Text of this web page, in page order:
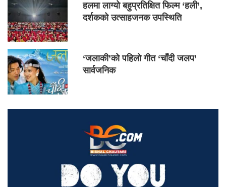
हलमा लाग्यो बहुप्रतिक्षित फिल्म ‘हली’,
दर्शकको उत्साहजनक उपस्थिति
‘जलाकी’को पहिलो गीत ‘चाँदी जलप’
सार्वजनिक